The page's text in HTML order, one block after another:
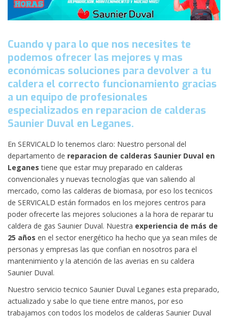
Cuando y para lo que nos necesites te
podemos ofrecer las mejores y mas
económicas soluciones para devolver a tu
caldera el correcto funcionamiento gracias
a un equipo de profesionales
especializados en reparacion de calderas
Saunier Duval en Leganes.
En SERVICALD lo tenemos claro: Nuestro personal del
departamento de reparacion de calderas Saunier Duval en
Leganes tiene que estar muy preparado en calderas
convencionales y nuevas tecnologías que van saliendo al
mercado, como las calderas de biomasa, por eso los tecnicos
de SERVICALD están formados en los mejores centros para
poder ofrecerte las mejores soluciones a la hora de reparar tu
caldera de gas Saunier Duval. Nuestra experiencia de más de
25 años en el sector energético ha hecho que ya sean miles de
personas y empresas las que confian en nosotros para el
mantenimiento y la atención de las averias en su caldera
Saunier Duval.
Nuestro servicio tecnico Saunier Duval Leganes esta preparado,
actualizado y sabe lo que tiene entre manos, por eso
trabajamos con todos los modelos de calderas Saunier Duval